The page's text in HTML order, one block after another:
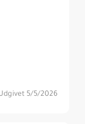
5/5/2026